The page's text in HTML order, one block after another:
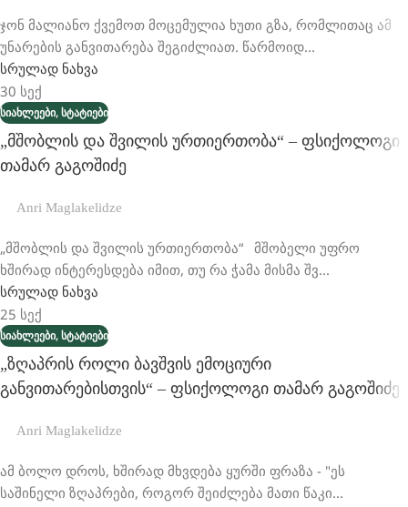
ჯონ მალიანო ქვემოთ მოცემულია ხუთი გზა, რომლითაც ამ
უნარების განვითარება შეგიძლიათ. წარმოიდ...
სრულად ნახვა
30 სექ
ᲡᲘᲐᲮᲚᲔᲔᲑᲘ, ᲡᲢᲐᲢᲘᲔᲑᲘ
„მშობლის Და Შვილის Ურთიერთობა“ – Ფსიქოლოგი
Თამარ Გაგოშიძე
Anri Maglakelidze
„მშობლის და შვილის ურთიერთობა“ მშობელი უფრო
ხშირად ინტერესდება იმით, თუ რა ჭამა მისმა შვ...
სრულად ნახვა
25 სექ
ᲡᲘᲐᲮᲚᲔᲔᲑᲘ, ᲡᲢᲐᲢᲘᲔᲑᲘ
„ზღაპრის Როლი Ბავშვის Ემოციური
Განვითარებისთვის“ – Ფსიქოლოგი Თამარ Გაგოშიძე
Anri Maglakelidze
ამ ბოლო დროს, ხშირად მხვდება ყურში ფრაზა - "ეს
საშინელი ზღაპრები, როგორ შეიძლება მათი წაკი...